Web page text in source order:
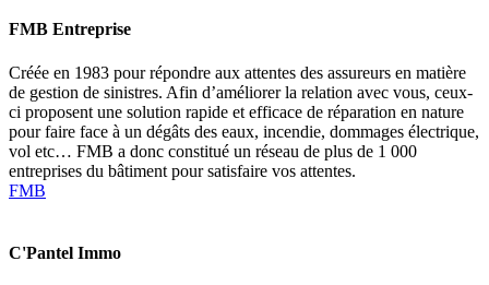
FMB Entreprise
Créée en 1983 pour répondre aux attentes des assureurs en matière
de gestion de sinistres. Afin d’améliorer la relation avec vous, ceux-
ci proposent une solution rapide et efficace de réparation en nature
pour faire face à un dégâts des eaux, incendie, dommages électrique,
vol etc… FMB a donc constitué un réseau de plus de 1 000
entreprises du bâtiment pour satisfaire vos attentes.
FMB
C'Pantel Immo